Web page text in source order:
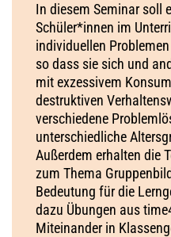
In diesem Seminar soll
Schüler*innen im
individuellen
so dass sie sich und
mit exzessivem
destruktiven
verschiedene
unterschiedliche
Außerdem erhalten die
zum Thema
Bedeutung für die
dazu Übungen aus
Miteinander in